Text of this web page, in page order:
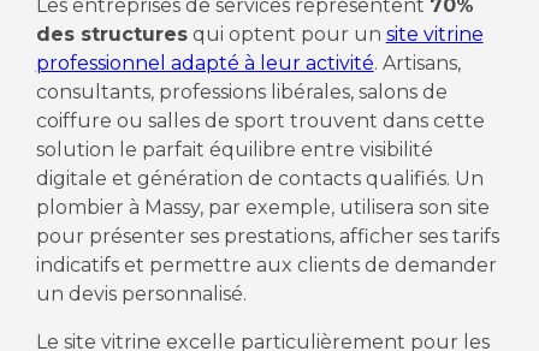
Les entreprises de services représentent 70%
des structuresqui optent pour un site vitrine
professionnel adapté à leur activité. Artisans,
consultants, professions libérales, salons de
coiffure ou salles de sport trouvent dans cette
solution le parfait équilibre entre visibilité
digitale et génération de contacts qualifiés. Un
plombier à Massy, par exemple, utilisera son site
pour présenter ses prestations, afficher ses tarifs
indicatifs et permettre aux clients de demander
un devis personnalisé.
Le site vitrine excelle particulièrement pour les